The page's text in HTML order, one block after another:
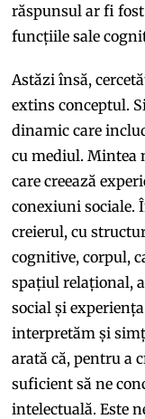
răspunsul ar fi
funcțiile sale
Astăzi însă,
extins conceptul.
dinamic care
cu mediul. Mintea
care creează
conexiuni sociale.
creierul, cu
cognitive, corpul,
spațiul relațional,
social și
interpretăm și
arată că, pentru a
suficient să ne
intelectuală. Este